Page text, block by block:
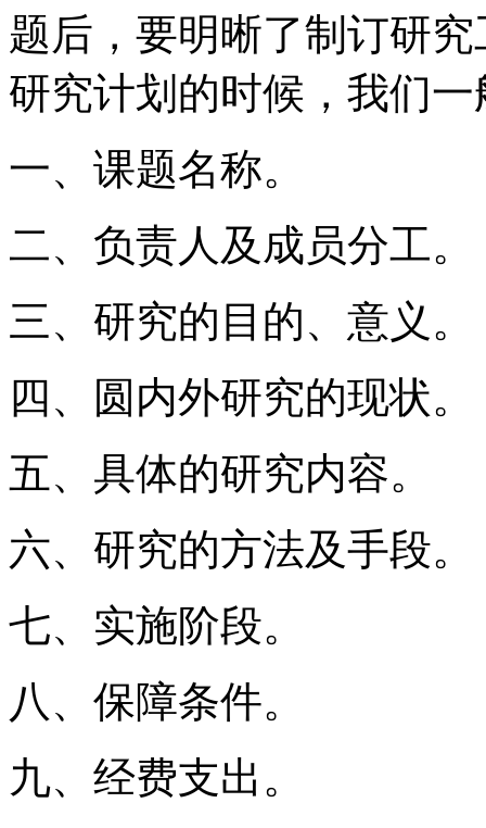
题后，要明晰了制订研
研究计划的时候，我们
一、课题名称。
二、负责人及成员分工。
三、研究的目的、意义。
四、圆内外研究的现状。
五、具体的研究内容。
六、研究的方法及手段。
七、实施阶段。
八、保障条件。
九、经费支出。